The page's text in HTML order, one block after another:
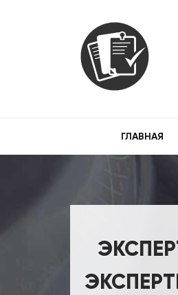
ГЛАВНАЯ